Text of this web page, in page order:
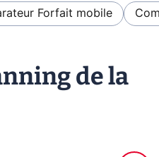
Forfait mobile
de la